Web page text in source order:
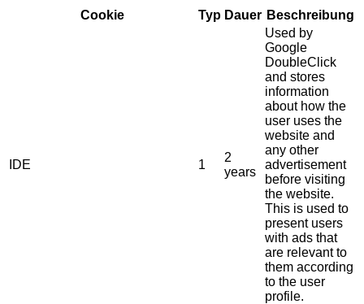
Cookie Typ Dauer Beschreibung
IDE 1
2
years
Used by
Google
DoubleClick
and stores
information
about how the
user uses the
website and
any other
advertisement
before visiting
the website.
This is used to
present users
with ads that
are relevant to
them according
to the user
profile.